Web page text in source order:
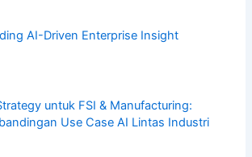
AI-Driven Enterprise Insight
untuk FSI & Manufacturing:
Use Case AI Lintas Industri